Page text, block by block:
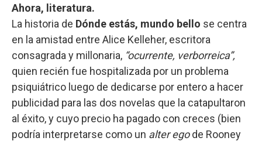
Ahora, literatura.
La historia de Dónde estás, mundo bello se centra
en la amistad entre Alice Kelleher, escritora
consagrada y millonaria, “ocurrente, verborreica”,
quien recién fue hospitalizada por un problema
psiquiátrico luego de dedicarse por entero a hacer
publicidad para las dos novelas que la catapultaron
al éxito, y cuyo precio ha pagado con creces (bien
podría interpretarse como un alter egode Rooney